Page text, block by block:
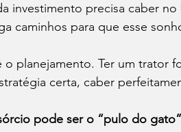
investimento precisa caber
caminhos para que esse
o planejamento. Ter um trator
certa, caber
pode ser o “pulo do